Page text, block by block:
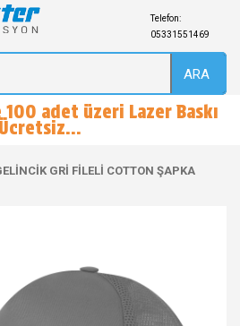
Telefon:
05331551469
ARA
adet üzeri Lazer Baskı
Ücretsiz...
GRİ FİLELİ COTTON ŞAPKA